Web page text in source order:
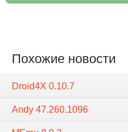
Похожие новости
Droid4X 0.10.7
Andy 47.260.1096